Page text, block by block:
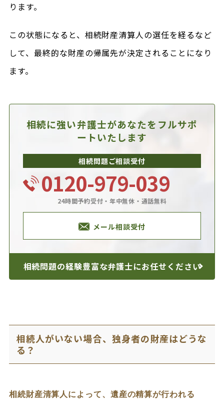
ります。
この状態になると、相続財産清算人の選任を経るなど
して、最終的な財産の帰属先が決定されることになり
ます。
相続に強い弁護士があなたを フルサポ
ートいたします
相続問題ご相談受付
0120-979-039
24時間予約受付・年中無休・通話無料
メール相談受付
相続問題の経験豊富な弁護士にお任せください
相続人がいない場合、独身者の財産はどうな
る？
相続財産清算人によって、遺産の精算が行われる